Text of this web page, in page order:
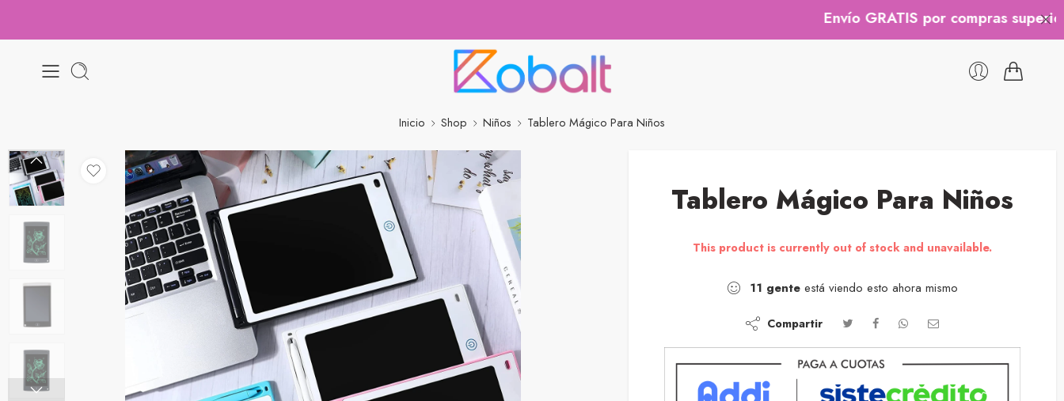
Envío GRATIS por compras superiores
Inicio Shop Niños Tablero Mágico Para Niños
Tablero Mágico Para Niños
This product is currently out of stock and unavailable.
11 gente está viendo esto ahora mismo
Compartir